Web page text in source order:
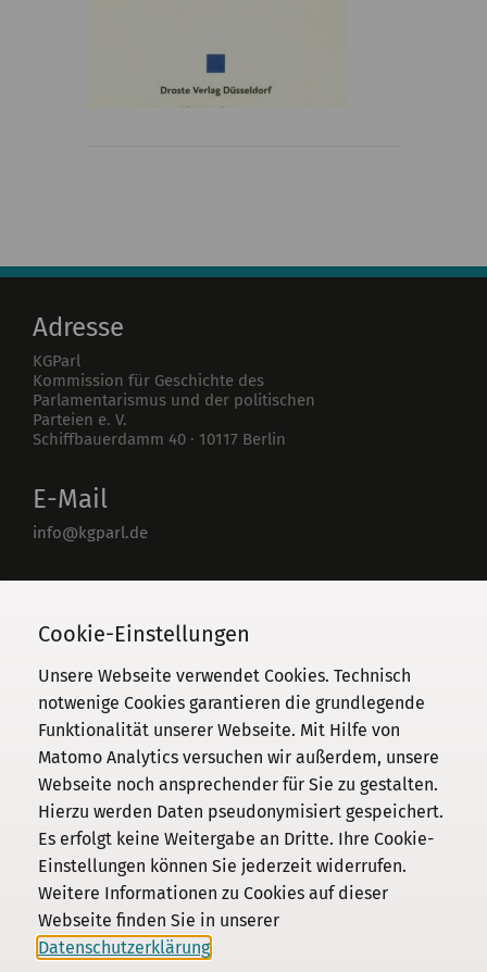
Adresse
KGParl
Kommission für Geschichte des
Parlamentarismus und der politischen
Parteien e. V.
Schiffbauerdamm 40 · 10117 Berlin
E-Mail
info@kgparl.de
030 / 206 33 94-0
Kommission
Institut
Forschung
Publikationen
Datenschutz
Impressum
Kontakt
Cookie-Einstellungen
Unsere Webseite verwendet Cookies. Technisch
notwenige Cookies garantieren die grundlegende
Funktionalität unserer Webseite. Mit Hilfe von
Matomo Analytics versuchen wir außerdem, unsere
Webseite noch ansprechender für Sie zu gestalten.
Hierzu werden Daten pseudonymisiert gespeichert.
Es erfolgt keine Weitergabe an Dritte. Ihre Cookie-
Einstellungen können Sie jederzeit widerrufen.
Weitere Informationen zu Cookies auf dieser
Webseite finden Sie in unserer
Datenschutzerklärung